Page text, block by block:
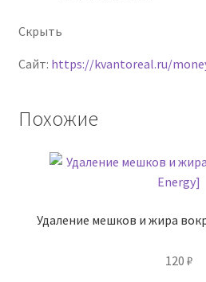
Скрыть
Сайт: https://kvantoreal.ru/
Похожие
Удаление мешков и жира
120 ₽